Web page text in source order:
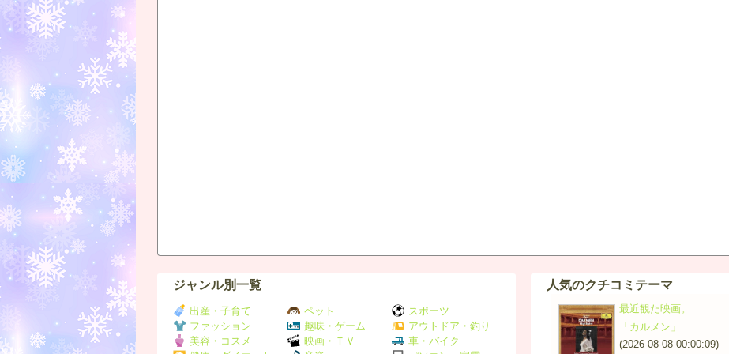
ジャンル別一覧
出産・子育て
ファッション
美容・コスメ
ペット
趣味・ゲーム
映画・ＴＶ
スポーツ
アウトドア・釣り
車・バイク
人気のクチコミテーマ
最近観た映画。
「カルメン」
(2026-08-08 00:00:09)